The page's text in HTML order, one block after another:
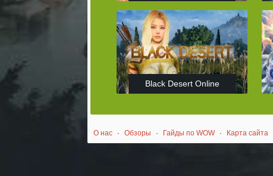
Black Desert Online
О нас · Обзоры · Гайды по WOW · Карта сайта